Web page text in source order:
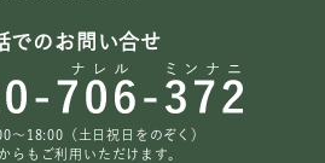
でのお問い合せ
〜18:00（土日祝日をのぞく）
らもご利用いただけます。